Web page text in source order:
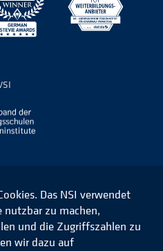
Das
NSI
Das
Das NSI verwendet
nutzbar zu machen,
und die Zugriffszahlen zu
wir dazu auf